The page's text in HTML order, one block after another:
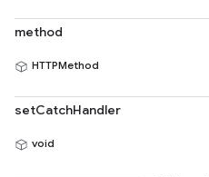
method
HTTPMethod
setCatchHandler
void